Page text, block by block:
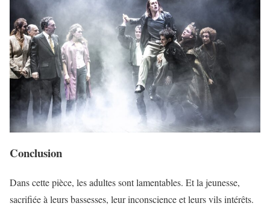
Conclusion
Dans cette pièce, les adultes sont lamentables. Et la jeunesse,
sacrifiée à leurs bassesses, leur inconscience et leurs vils intérêts.